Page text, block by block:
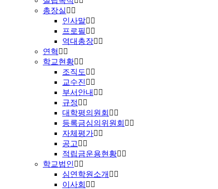
총장실
인사말
프로필
역대총장
연혁
학교현황
조직도
교수진
부서안내
규정
대학평의원회
등록금심의위원회
자체평가
공고
적립금운용현황
학교법인
심연학원소개
이사회